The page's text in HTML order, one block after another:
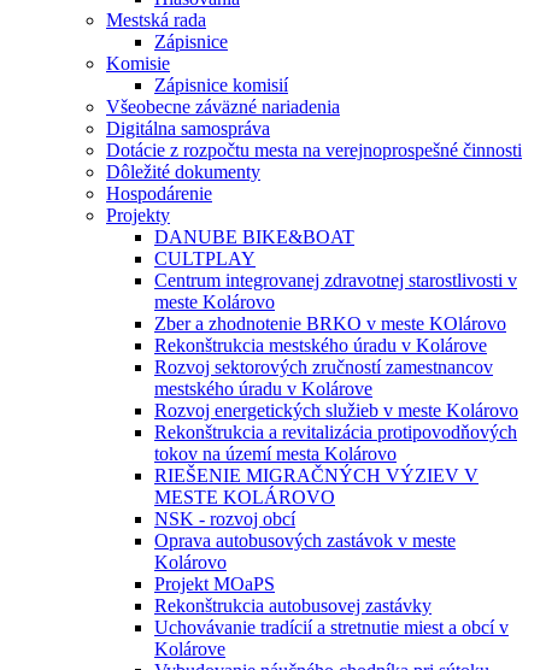
Mestská rada
Zápisnice
Komisie
Zápisnice komisií
Všeobecne záväzné nariadenia
Digitálna samospráva
Dotácie z rozpočtu mesta na verejnoprospešné činnosti
Dôležité dokumenty
Hospodárenie
Projekty
DANUBE BIKE&BOAT
CULTPLAY
Centrum integrovanej zdravotnej starostlivosti v
meste Kolárovo
Zber a zhodnotenie BRKO v meste KOlárovo
Rekonštrukcia mestského úradu v Kolárove
Rozvoj sektorových zručností zamestnancov
mestského úradu v Kolárove
Rozvoj energetických služieb v meste Kolárovo
Rekonštrukcia a revitalizácia protipovodňových
tokov na území mesta Kolárovo
RIEŠENIE MIGRAČNÝCH VÝZIEV V
MESTE KOLÁROVO
NSK - rozvoj obcí
Oprava autobusových zastávok v meste
Kolárovo
Projekt MOaPS
Rekonštrukcia autobusovej zastávky
Uchovávanie tradícií a stretnutie miest a obcí v
Kolárove